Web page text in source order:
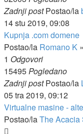
Zadnji postPostao/la
14 stu 2019, 09:08
Kupnja .com domene
Postao/la Romano K »
1 Odgovori
15495Pogledano
Zadnji postPostao/la
05 tra 2019, 09:12
Virtualne masine -
Postao/laThe Acacia